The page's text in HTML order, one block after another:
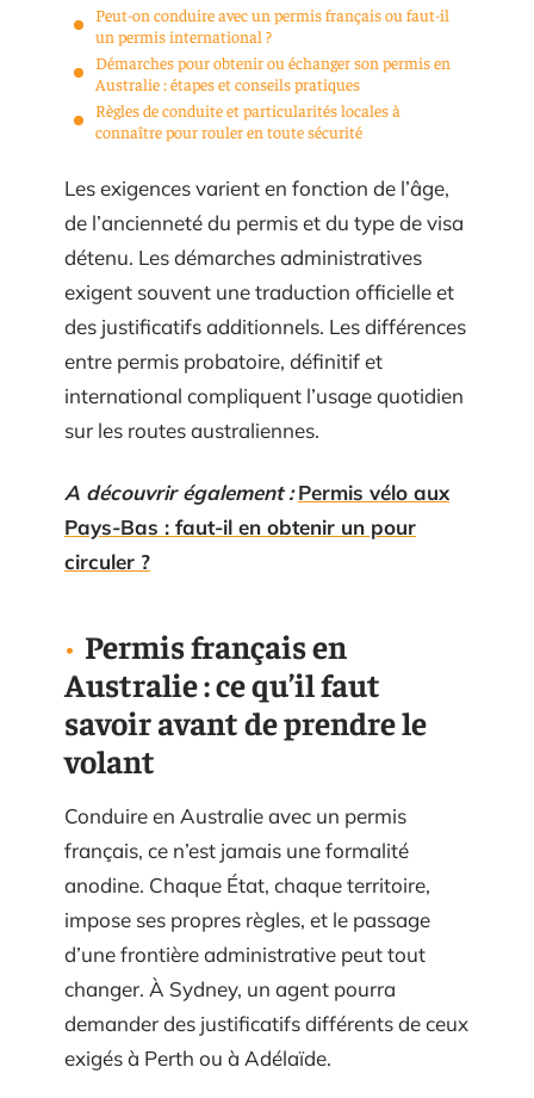
Peut-on conduire avec un permis français ou faut-il
un permis international ?
Démarches pour obtenir ou échanger son permis en
Australie : étapes et conseils pratiques
Règles de conduite et particularités locales à
connaître pour rouler en toute sécurité
Les exigences varient en fonction de l’âge,
de l’ancienneté du permis et du type de visa
détenu. Les démarches administratives
exigent souvent une traduction officielle et
des justificatifs additionnels. Les différences
entre permis probatoire, définitif et
international compliquent l’usage quotidien
sur les routes australiennes.
A découvrir également : Permis vélo aux
Pays-Bas : faut-il en obtenir un pour
circuler ?
Permis français en
Australie : ce qu’il faut
savoir avant de prendre le
volant
Conduire en Australie avec un permis
français, ce n’est jamais une formalité
anodine. Chaque État, chaque territoire,
impose ses propres règles, et le passage
d’une frontière administrative peut tout
changer. À Sydney, un agent pourra
demander des justificatifs différents de ceux
exigés à Perth ou à Adélaïde.